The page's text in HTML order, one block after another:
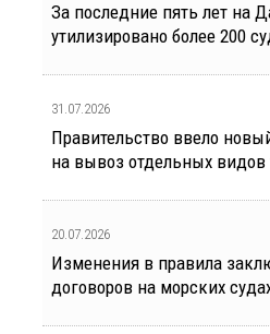
За последние пять лет на
утилизировано более 200
31.07.2026
Правительство ввело
на вывоз отдельных видов
20.07.2026
Изменения в правила
договоров на морских